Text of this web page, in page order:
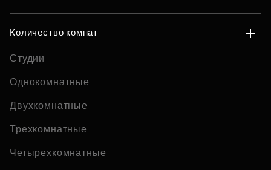
Количество комнат
Студии
Однокомнатные
Двухкомнатные
Трехкомнатные
Четырехкомнатные